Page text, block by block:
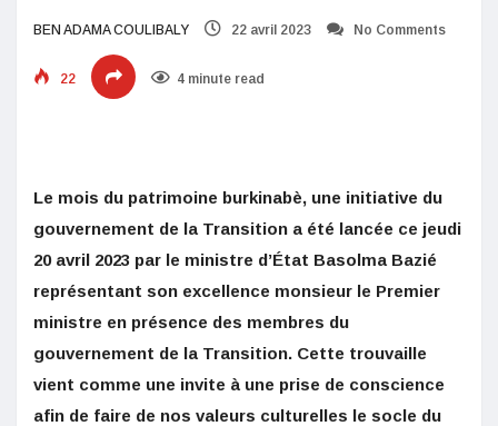
BEN ADAMA COULIBALY 22 avril 2023 No Comments
22 4 minute read
Le mois du patrimoine burkinabè, une initiative du
gouvernement de la Transition a été lancée ce jeudi
20 avril 2023 par le ministre d’État Basolma Bazié
représentant son excellence monsieur le Premier
ministre en présence des membres du
gouvernement de la Transition. Cette trouvaille
vient comme une invite à une prise de conscience
afin de faire de nos valeurs culturelles le socle du